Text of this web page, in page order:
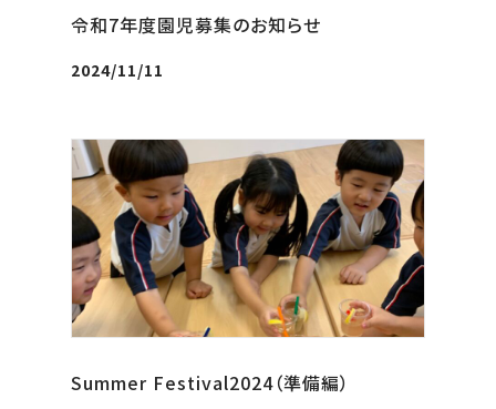
令和7年度園児募集のお知らせ
2024/11/11
Summer Festival2024（準備編）